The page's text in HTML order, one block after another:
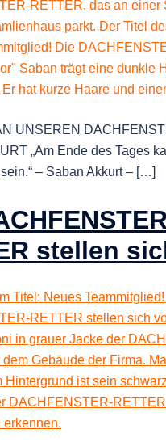
UNSEREN
„Am Ende des Tages
– Saban Akkurt – […]
stellen